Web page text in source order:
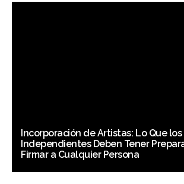
Incorporación de Artistas: Lo Que los
Independientes Deben Tener
Firmar a Cualquier Persona